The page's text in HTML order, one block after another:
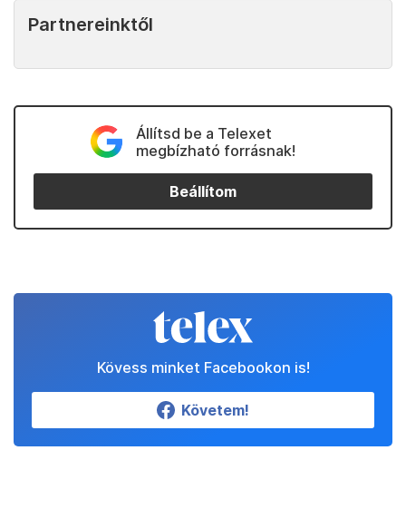
Partnereinktől
Állítsd be a Telexet
megbízható forrásnak!
Beállítom
Kövess minket Facebookon is!
Követem!